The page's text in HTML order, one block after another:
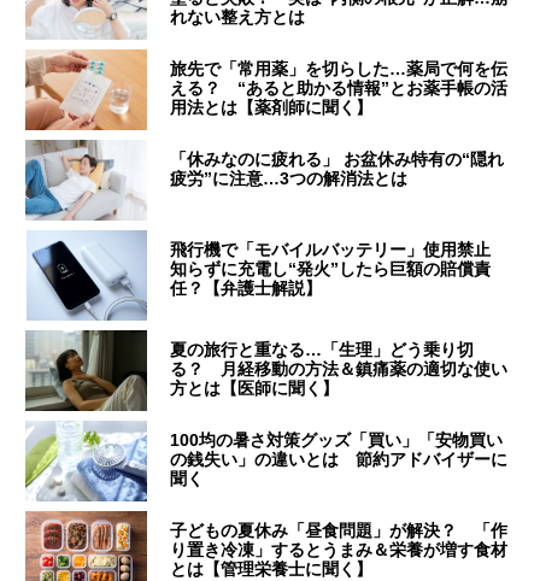
れない整え方とは
旅先で「常用薬」を切らした…薬局で何を伝
える？ “あると助かる情報”とお薬手帳の活
用法とは【薬剤師に聞く】
「休みなのに疲れる」 お盆休み特有の“隠れ
疲労”に注意…3つの解消法とは
飛行機で「モバイルバッテリー」使用禁止
知らずに充電し“発火”したら巨額の賠償責
任？【弁護士解説】
夏の旅行と重なる…「生理」どう乗り切
る？ 月経移動の方法＆鎮痛薬の適切な使い
方とは【医師に聞く】
100均の暑さ対策グッズ「買い」「安物買い
の銭失い」の違いとは 節約アドバイザーに
聞く
子どもの夏休み「昼食問題」が解決？ 「作
り置き冷凍」するとうまみ＆栄養が増す食材
とは【管理栄養士に聞く】